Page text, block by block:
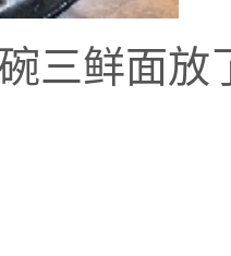
三鲜面